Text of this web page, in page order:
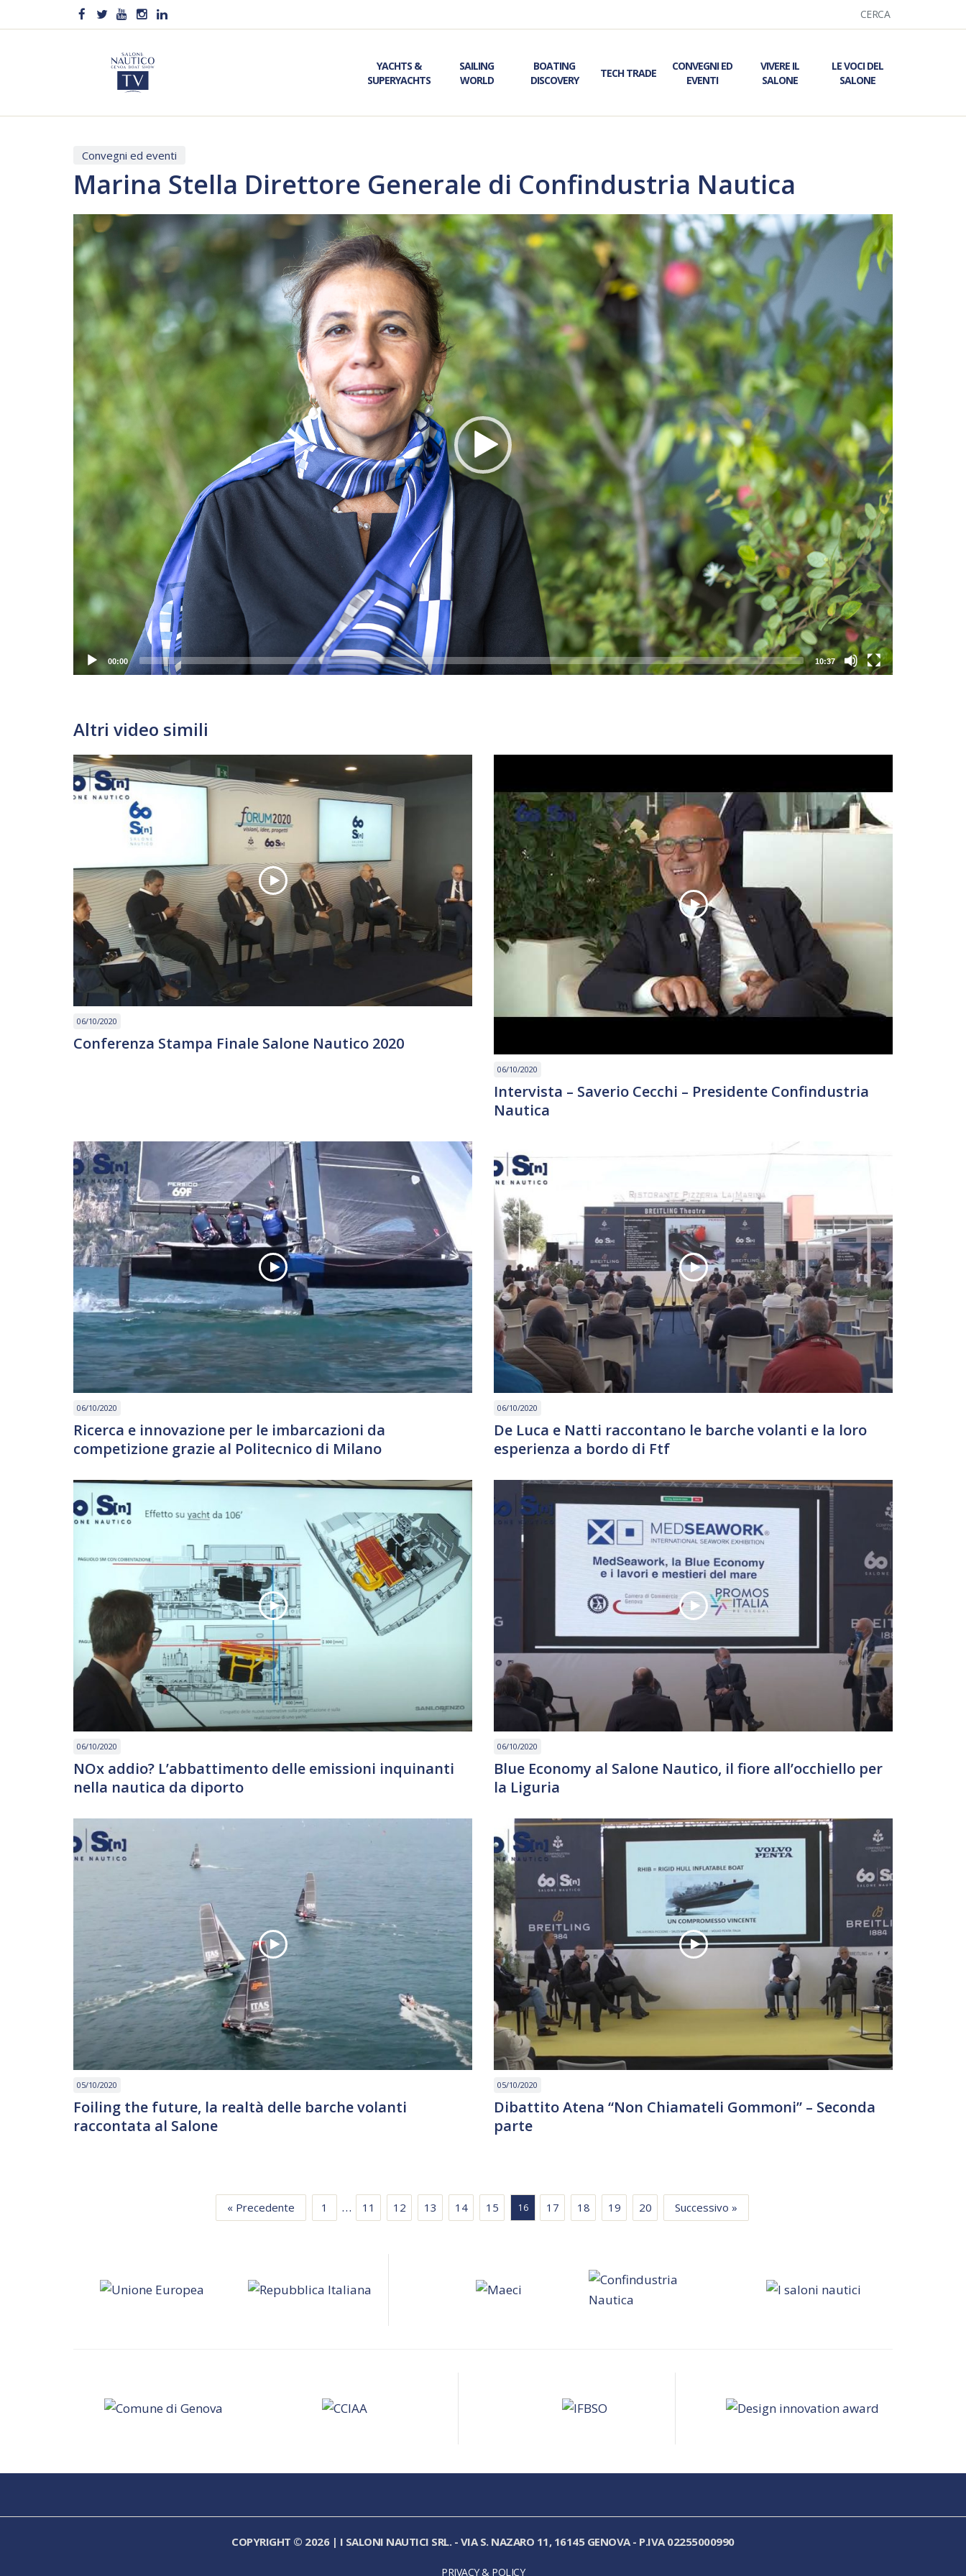
CERCA
YACHTS &
SUPERYACHTS
SAILING
WORLD
BOATING
DISCOVERY
TECH TRADE
CONVEGNI ED
EVENTI
VIVERE IL
SALONE
LE VOCI DEL
SALONE
Convegni ed eventi
Marina Stella Direttore Generale di Confindustria Nautica
Video
Player
00:00 10:37
Altri video simili
06/10/2020
Conferenza Stampa Finale Salone Nautico 2020
06/10/2020
Intervista – Saverio Cecchi – Presidente Confindustria
Nautica
06/10/2020
Ricerca e innovazione per le imbarcazioni da
competizione grazie al Politecnico di Milano
06/10/2020
De Luca e Natti raccontano le barche volanti e la loro
esperienza a bordo di Ftf
06/10/2020
NOx addio? L’abbattimento delle emissioni inquinanti
nella nautica da diporto
06/10/2020
Blue Economy al Salone Nautico, il fiore all’occhiello per
la Liguria
05/10/2020
Foiling the future, la realtà delle barche volanti
raccontata al Salone
05/10/2020
Dibattito Atena “Non Chiamateli Gommoni” – Seconda
parte
« Precedente 1 … 11 12 13 14 15 16 17 18 19 20 Successivo »
COPYRIGHT © 2026 | I SALONI NAUTICI SRL. - VIA S. NAZARO 11, 16145 GENOVA - P.IVA 02255000990
PRIVACY & POLICY